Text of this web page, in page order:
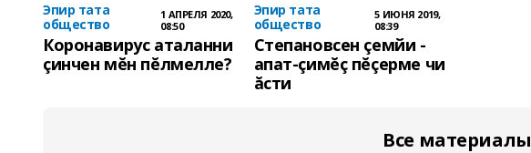
Эпир тата
общество
1 АПРЕЛЯ 2020,
08:50
Коронавирус аталанни
çинчен мĕн пĕлмелле?
Эпир тата
общество
5 ИЮНЯ 2019,
08:39
Степановсен çемйи -
апат-çимĕç пĕçерме чи
ăсти
Все материалы